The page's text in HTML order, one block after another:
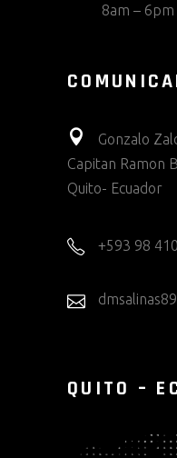
8am – 6pm
Gonzalo
Capitan Ramon
Quito- Ecuador
+593 98
QUITO –